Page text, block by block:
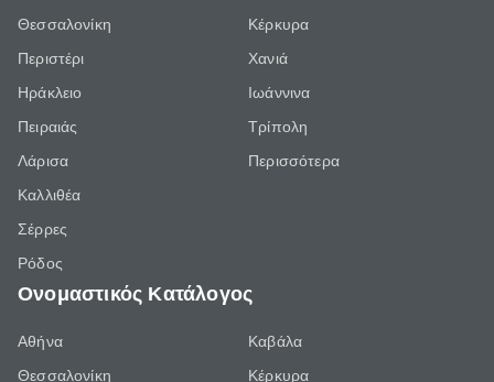
Θεσσαλονίκη
Περιστέρι
Ηράκλειο
Πειραιάς
Λάρισα
Καλλιθέα
Σέρρες
Ρόδος
Κέρκυρα
Χανιά
Ιωάννινα
Τρίπολη
Περισσότερα
Ονομαστικός Κατάλογος
Αθήνα
Θεσσαλονίκη
Καβάλα
Κέρκυρα